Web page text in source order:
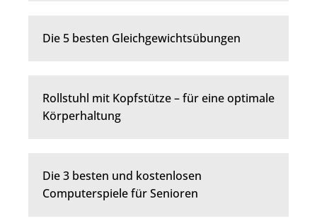
Die 5 besten Gleichgewichtsübungen
Rollstuhl mit Kopfstütze – für eine optimale
Körperhaltung
Die 3 besten und kostenlosen
Computerspiele für Senioren